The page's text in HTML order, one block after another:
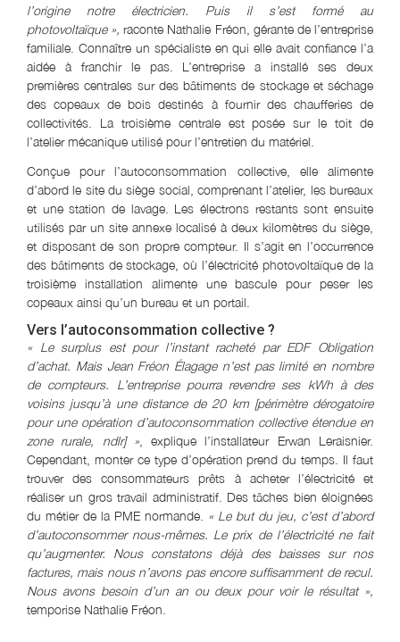
l’origine notre électricien. Puis il s’est formé au
photovoltaïque », raconte Nathalie Fréon, gérante de l’entreprise
familiale. Connaître un spécialiste en qui elle avait confiance l’a
aidée à franchir le pas. L’entreprise a installé ses deux
premières centrales sur des bâtiments de stockage et séchage
des copeaux de bois destinés à fournir des chaufferies de
collectivités. La troisième centrale est posée sur le toit de
l’atelier mécanique utilisé pour l’entretien du matériel.
Conçue pour l’autoconsommation collective, elle alimente
d’abord le site du siège social, comprenant l’atelier, les bureaux
et une station de lavage. Les électrons restants sont ensuite
utilisés par un site annexe localisé à deux kilomètres du siège,
et disposant de son propre compteur. Il s’agit en l’occurrence
des bâtiments de stockage, où l’électricité photovoltaïque de la
troisième installation alimente une bascule pour peser les
copeaux ainsi qu’un bureau et un portail.
Vers l’autoconsommation collective ?
« Le surplus est pour l’instant racheté par EDF Obligation
d’achat. Mais Jean Fréon Élagage n’est pas limité en nombre
de compteurs. L’entreprise pourra revendre ses kWh à des
voisins jusqu’à une distance de 20 km[périmètre dérogatoire
pour une opération d’autoconsommation collective étendue en
zone rurale, ndlr]», explique l’installateur Erwan Leraisnier.
Cependant, monter ce type d’opération prend du temps. Il faut
trouver des consommateurs prêts à acheter l’électricité et
réaliser un gros travail administratif. Des tâches bien éloignées
du métier de la PME normande. « Le but du jeu, c’est d’abord
d’autoconsommer nous-mêmes. Le prix de l’électricité ne fait
qu’augmenter. Nous constatons déjà des baisses sur nos
factures, mais nous n’avons pas encore suffisamment de recul.
Nous avons besoin d’un an ou deux pour voir le résultat »,
temporise Nathalie Fréon.